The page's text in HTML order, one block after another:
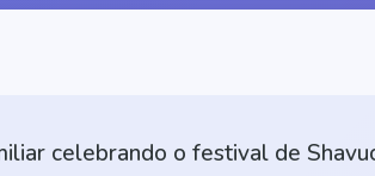
celebrando o festival de